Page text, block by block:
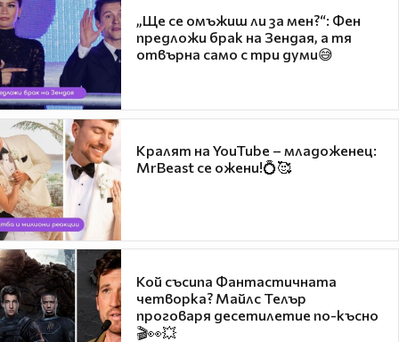
„Ще се омъжиш ли за мен?“: Фен
предложи брак на Зендая, а тя
отвърна само с три думи😅
Кралят на YouTube – младоженец:
MrBeast се ожени!💍🥰
Кой съсипа Фантастичната
четворка? Майлс Телър
проговаря десетилетие по-късно
🎬👀💥